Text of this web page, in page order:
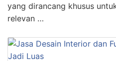
yang dirancang khusus
relevan …